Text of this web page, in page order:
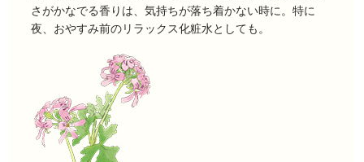
さがかなでる香りは、気持ちが落ち着かない時に。特に
夜、おやすみ前のリラックス化粧水としても。